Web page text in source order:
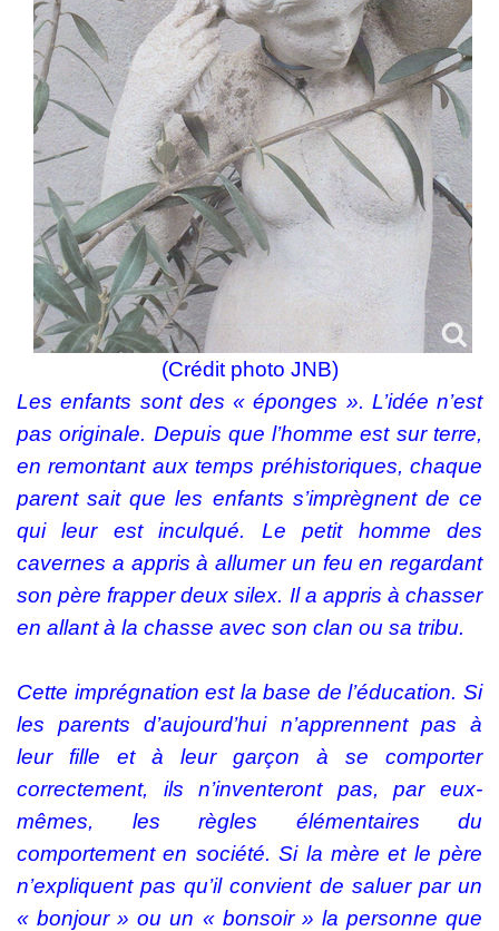
(Crédit photo JNB)
Les enfants sont des « éponges ». L’idée n’est
pas originale. Depuis que l’homme est sur terre,
en remontant aux temps préhistoriques, chaque
parent sait que les enfants s’imprègnent de ce
qui leur est inculqué. Le petit homme des
cavernes a appris à allumer un feu en regardant
son père frapper deux silex. Il a appris à chasser
en allant à la chasse avec son clan ou sa tribu.
Cette imprégnation est la base de l’éducation. Si
les parents d’aujourd’hui n’apprennent pas à
leur fille et à leur garçon à se comporter
correctement, ils n’inventeront pas, par eux-
mêmes, les règles élémentaires du
comportement en société. Si la mère et le père
n’expliquent pas qu’il convient de saluer par un
« bonjour » ou un « bonsoir » la personne que